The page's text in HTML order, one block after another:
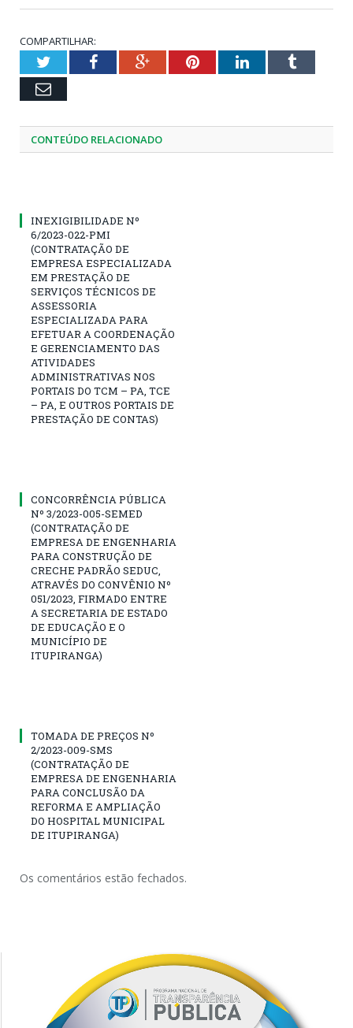
COMPARTILHAR:
TwitterFacebookGoogle+PinterestLinkedInTumblr
Email
CONTEÚDO RELACIONADO
INEXIGIBILIDADE Nº
6/2023-022-PMI
(CONTRATAÇÃO DE
EMPRESA ESPECIALIZADA
EM PRESTAÇÃO DE
SERVIÇOS TÉCNICOS DE
ASSESSORIA
ESPECIALIZADA PARA
EFETUAR A COORDENAÇÃO
E GERENCIAMENTO DAS
ATIVIDADES
ADMINISTRATIVAS NOS
PORTAIS DO TCM – PA, TCE
– PA, E OUTROS PORTAIS DE
PRESTAÇÃO DE CONTAS)
CONCORRÊNCIA PÚBLICA
Nº 3/2023-005-SEMED
(CONTRATAÇÃO DE
EMPRESA DE ENGENHARIA
PARA CONSTRUÇÃO DE
CRECHE PADRÃO SEDUC,
ATRAVÉS DO CONVÊNIO Nº
051/2023, FIRMADO ENTRE
A SECRETARIA DE ESTADO
DE EDUCAÇÃO E O
MUNICÍPIO DE
ITUPIRANGA)
TOMADA DE PREÇOS Nº
2/2023-009-SMS
(CONTRATAÇÃO DE
EMPRESA DE ENGENHARIA
PARA CONCLUSÃO DA
REFORMA E AMPLIAÇÃO
DO HOSPITAL MUNICIPAL
DE ITUPIRANGA)
Os comentários estão fechados.